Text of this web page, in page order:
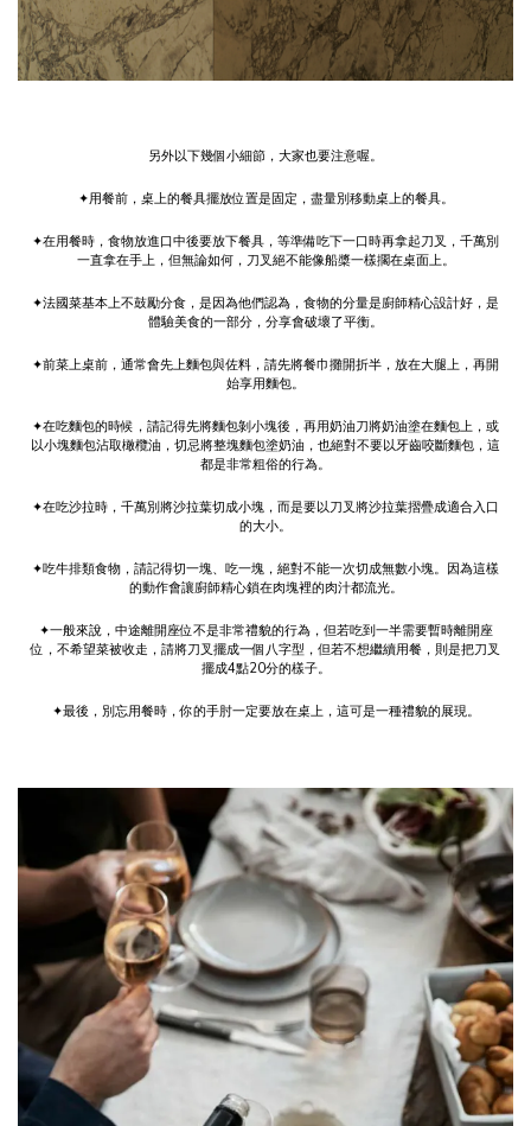
另外以下幾個小細節，大家也要注意喔。
✦用餐前，桌上的餐具擺放位置是固定，盡量別移動桌上的餐具。
✦在用餐時，食物放進口中後要放下餐具，等準備吃下一口時再拿起刀叉，千萬別
一直拿在手上，但無論如何，刀叉絕不能像船槳一樣擱在桌面上。
✦法國菜基本上不鼓勵分食，是因為他們認為，食物的分量是廚師精心設計好，是
體驗美食的一部分，分享會破壞了平衡。
✦前菜上桌前，通常會先上麵包與佐料，請先將餐巾攤開折半，放在大腿上，再開
始享用麵包。
✦在吃麵包的時候，請記得先將麵包剝小塊後，再用奶油刀將奶油塗在麵包上，或
以小塊麵包沾取橄欖油，切忌將整塊麵包塗奶油，也絕對不要以牙齒咬斷麵包，這
都是非常粗俗的行為。
✦在吃沙拉時，千萬別將沙拉葉切成小塊，而是要以刀叉將沙拉葉摺疊成適合入口
的大小。
✦吃牛排類食物，請記得切一塊、吃一塊，絕對不能一次切成無數小塊。因為這樣
的動作會讓廚師精心鎖在肉塊裡的肉汁都流光。
✦一般來說，中途離開座位不是非常禮貌的行為，但若吃到一半需要暫時離開座
位，不希望菜被收走，請將刀叉擺成一個八字型，但若不想繼續用餐，則是把刀叉
擺成4點20分的樣子。
✦最後，別忘用餐時，你的手肘一定要放在桌上，這可是一種禮貌的展現。